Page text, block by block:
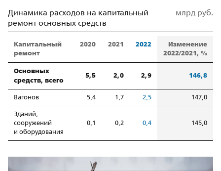
Динамика расходов на капитальный
ремонт основных средств
млрд руб.
Капитальный
ремонт
2020 2021 2022
Изменение
2022/2021, %
Основных
средств, всего
5,5 2,0 2,9 146,8
Вагонов 5,4 1,7 2,5 147,0
Зданий,
сооружений
и оборудования
0,1 0,2 0,4 145,0